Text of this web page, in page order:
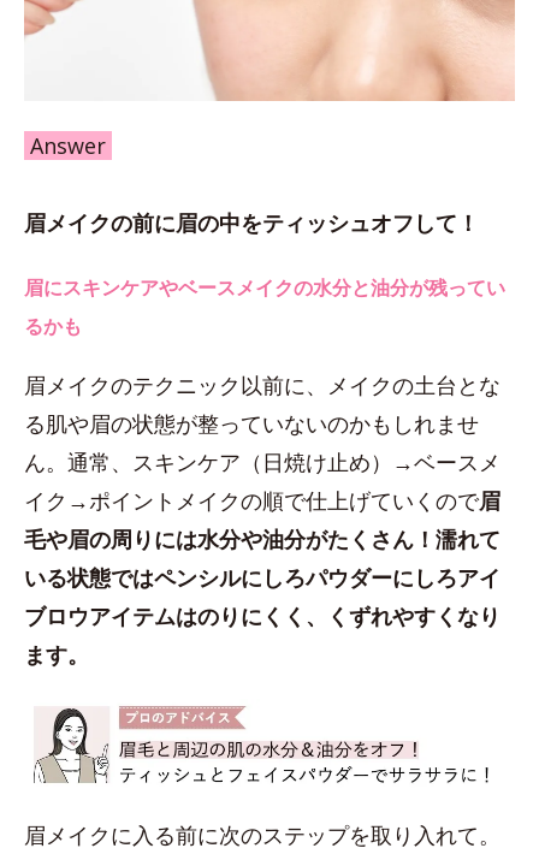
Answer
眉メイクの前に眉の中をティッシュオフして！
眉にスキンケアやベースメイクの水分と油分が残ってい
るかも
眉メイクのテクニック以前に、メイクの土台とな
る肌や眉の状態が整っていないのかもしれませ
ん。通常、スキンケア（日焼け止め）→ベースメ
イク→ポイントメイクの順で仕上げていくので眉
毛や眉の周りには水分や油分がたくさん！濡れて
いる状態ではペンシルにしろパウダーにしろアイ
ブロウアイテムはのりにくく、くずれやすくなり
ます。
眉メイクに入る前に次のステップを取り入れて。